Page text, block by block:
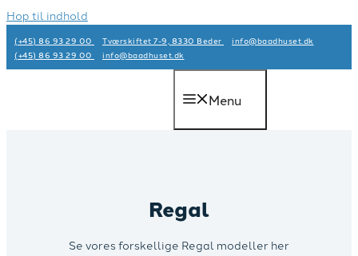
Hop til indhold
(+45) 86 93 29 00 Tværskiftet 7-9, 8330 Beder
info@baadhuset.dk​
(+45) 86 93 29 00
info@baadhuset.dk​
Menu
Regal
Se vores forskellige Regal modeller her